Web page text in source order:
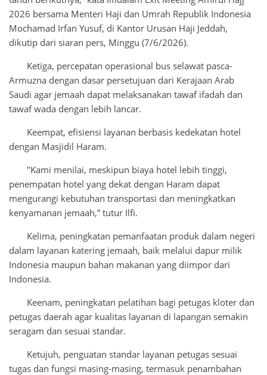
2026 bersama Menteri Haji dan Umrah Republik Indonesia
Mochamad Irfan Yusuf, di Kantor Urusan Haji Jeddah,
dikutip dari siaran pers, Minggu (7/6/2026).
Ketiga, percepatan operasional bus selawat pasca-
Armuzna dengan dasar persetujuan dari Kerajaan Arab
Saudi agar jemaah dapat melaksanakan tawaf ifadah dan
tawaf wada dengan lebih lancar.
Keempat, efisiensi layanan berbasis kedekatan hotel
dengan Masjidil Haram.
"Kami menilai, meskipun biaya hotel lebih tinggi,
penempatan hotel yang dekat dengan Haram dapat
mengurangi kebutuhan transportasi dan meningkatkan
kenyamanan jemaah,” tutur Ilfi.
Kelima, peningkatan pemanfaatan produk dalam negeri
dalam layanan katering jemaah, baik melalui dapur milik
Indonesia maupun bahan makanan yang diimpor dari
Indonesia.
Keenam, peningkatan pelatihan bagi petugas kloter dan
petugas daerah agar kualitas layanan di lapangan semakin
seragam dan sesuai standar.
Ketujuh, penguatan standar layanan petugas sesuai
tugas dan fungsi masing-masing, termasuk penambahan